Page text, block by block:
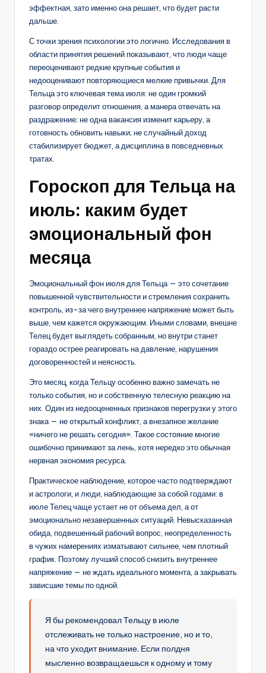
эффектная, зато именно она решает, что будет расти
дальше.
С точки зрения психологии это логично. Исследования в
области принятия решений показывают, что люди чаще
переоценивают редкие крупные события и
недооценивают повторяющиеся мелкие привычки. Для
Тельца это ключевая тема июля: не один громкий
разговор определит отношения, а манера отвечать на
раздражение; не одна вакансия изменит карьеру, а
готовность обновить навыки; не случайный доход
стабилизирует бюджет, а дисциплина в повседневных
тратах.
Гороскоп для Тельца на
июль: каким будет
эмоциональный фон
месяца
Эмоциональный фон июля для Тельца — это сочетание
повышенной чувствительности и стремления сохранить
контроль, из-за чего внутреннее напряжение может быть
выше, чем кажется окружающим. Иными словами, внешне
Телец будет выглядеть собранным, но внутри станет
гораздо острее реагировать на давление, нарушения
договоренностей и неясность.
Это месяц, когда Тельцу особенно важно замечать не
только события, но и собственную телесную реакцию на
них. Один из недооцененных признаков перегрузки у этого
знака — не открытый конфликт, а внезапное желание
«ничего не решать сегодня». Такое состояние многие
ошибочно принимают за лень, хотя нередко это обычная
нервная экономия ресурса.
Практическое наблюдение, которое часто подтверждают
и астрологи, и люди, наблюдающие за собой годами: в
июле Телец чаще устает не от объема дел, а от
эмоционально незавершенных ситуаций. Невысказанная
обида, подвешенный рабочий вопрос, неопределенность
в чужих намерениях изматывают сильнее, чем плотный
график. Поэтому лучший способ снизить внутреннее
напряжение — не ждать идеального момента, а закрывать
зависшие темы по одной.
Я бы рекомендовал Тельцу в июле
отслеживать не только настроение, но и то,
на что уходит внимание. Если полдня
мысленно возвращаешься к одному и тому